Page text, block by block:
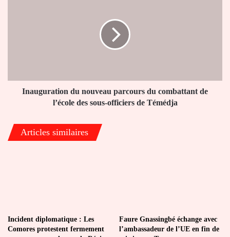
des
Témédja
Inauguration du nouveau parcours du combattant de
l’école des sous-officiers de Témédja
Articles similaires
Incident diplomatique : Les
Comores protestent fermement
Faure Gnassingbé échange avec
l’ambassadeur de l’UE en fin de